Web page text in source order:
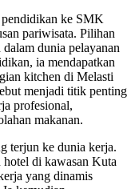
ke SMK
pariwisata. Pilihan
dunia pelayanan
ia mendapatkan
kitchen di Melasti
menjadi titik penting
profesional,
makanan.
terjun ke dunia kerja.
hotel di kawasan Kuta
yang dinamis